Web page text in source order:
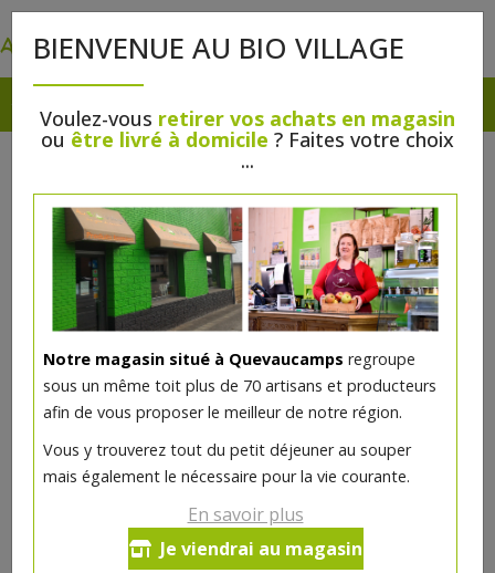
BIENVENUE AU BIO VILLAGE
Voulez-vous retirer vos achats en magasin
ou être livré à domicile ? Faites votre choix
...
Notre magasin situé à Quevaucamps regroupe
sous un même toit plus de 70 artisans et producteurs
afin de vous proposer le meilleur de notre région.
Vous y trouverez tout du petit déjeuner au souper
mais également le nécessaire pour la vie courante.
En savoir plus
Je viendrai au magasin
Saison Dupont bio 33cl
1.82€/pc
Ce produit est indisponible pour le moment.